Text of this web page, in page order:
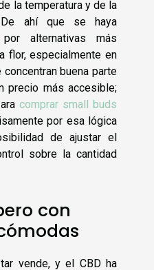
la temperatura y de la
ahí que se haya
alternativas más
flor, especialmente en
buena parte
precio más accesible;
comprar small buds
por esa lógica
de ajustar el
sobre la cantidad
con
vende, y el CBD ha